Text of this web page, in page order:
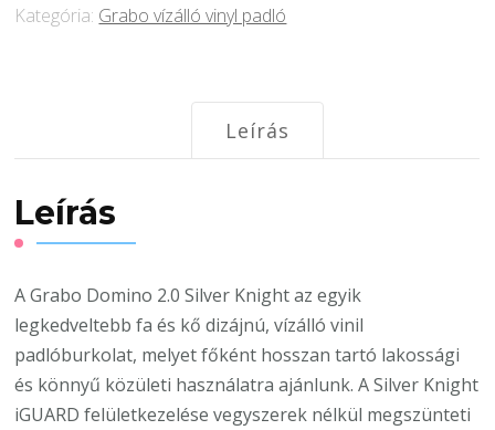
PVC
Kategória: Grabo vízálló vinyl padló
Leírás
Leírás
A Grabo Domino 2.0 Silver Knight az egyik
legkedveltebb fa és kő dizájnú, vízálló vinil
padlóburkolat, melyet főként hosszan tartó lakossági
és könnyű közületi használatra ajánlunk. A Silver Knight
iGUARD felületkezelése vegyszerek nélkül megszünteti